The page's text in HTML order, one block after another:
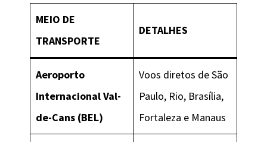
MEIO DE
TRANSPORTE
DETALHES
Aeroporto
Internacional Val-
de-Cans (BEL)
Voos diretos de São
Paulo, Rio, Brasília,
Fortaleza e Manaus